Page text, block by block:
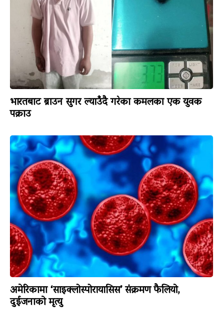
भारतबाट ब्राउन सुगर ल्याउँदै गरेका कमलका एक युवक
पक्राउ
अमेरिकामा ‘साइक्लोस्पोरायासिस’ संक्रमण फैलियो,
दुईजनाको मृत्यु